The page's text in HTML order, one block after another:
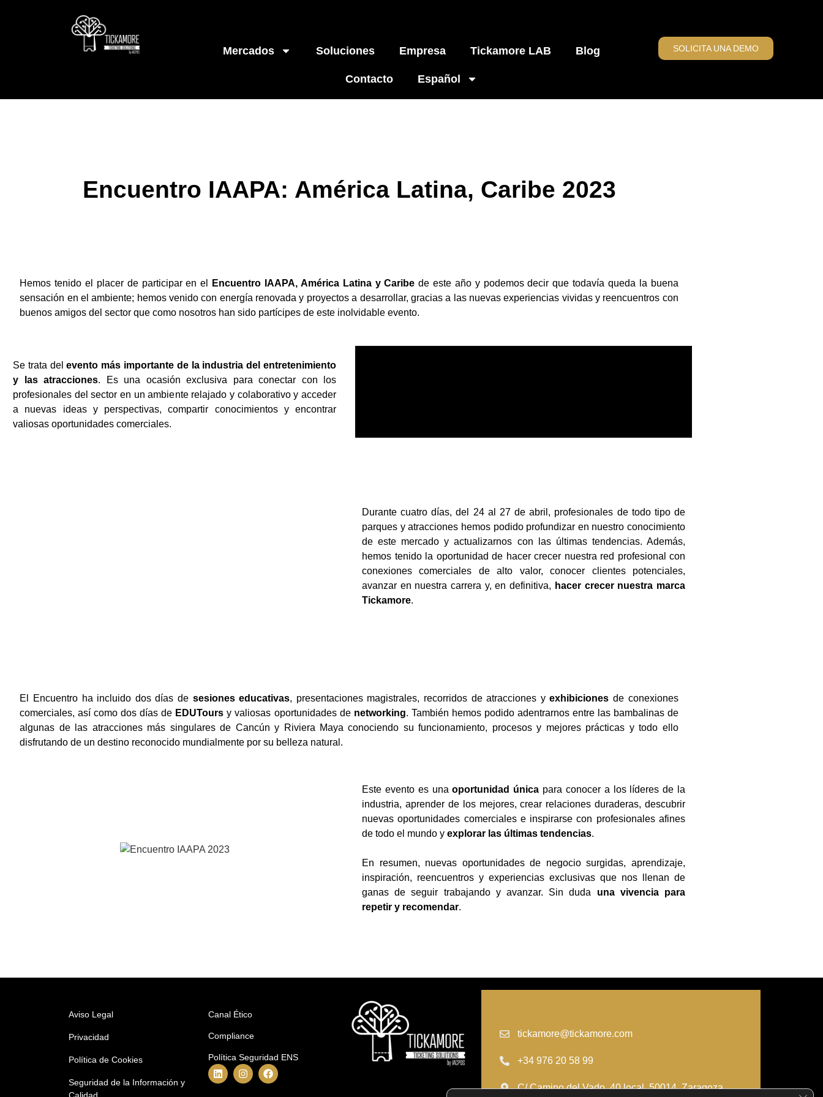
Mercados Soluciones Empresa Tickamore LAB Blog
Contacto Español
SOLICITA UNA DEMO
Encuentro IAAPA: América Latina, Caribe 2023
Hemos tenido el placer de participar en el Encuentro IAAPA, América Latina y Caribe de este año y podemos decir que todavía queda la buena
sensación en el ambiente; hemos venido con energía renovada y proyectos a desarrollar, gracias a las nuevas experiencias vividas y reencuentros con
buenos amigos del sector que como nosotros han sido partícipes de este inolvidable evento.
Se trata delevento más importante de la industria del entretenimiento
y las atracciones. Es una ocasión exclusiva para conectar con los
profesionales del sector en un ambiente relajado y colaborativo y acceder
a nuevas ideas y perspectivas, compartir conocimientos y encontrar
valiosas oportunidades comerciales.
Durante cuatro días, del 24 al 27 de abril, profesionales de todo tipo de
parques y atracciones hemos podido profundizar en nuestro conocimiento
de este mercado y actualizarnos con las últimas tendencias. Además,
hemos tenido la oportunidad de hacer crecer nuestra red profesional con
conexiones comerciales de alto valor, conocer clientes potenciales,
avanzar en nuestra carrera y, en definitiva, hacer crecer nuestra marca
Tickamore.
El Encuentro ha incluido dos días de sesiones educativas, presentaciones magistrales, recorridos de atracciones yexhibiciones de conexiones
comerciales, así como dos días de EDUTours y valiosas oportunidades de networking. También hemos podido adentrarnos entre las bambalinas de
algunas de las atracciones más singulares de Cancún y Riviera Maya conociendo su funcionamiento, procesos y mejores prácticas y todo ello
disfrutando de un destino reconocido mundialmente por su belleza natural.
Este evento es unaoportunidad única para conocer a los líderes de la
industria, aprender de los mejores, crear relaciones duraderas, descubrir
nuevas oportunidades comerciales e inspirarse con profesionales afines
de todo el mundo y explorar las últimas tendencias.
En resumen, nuevas oportunidades de negocio surgidas, aprendizaje,
inspiración, reencuentros y experiencias exclusivas que nos llenan de
ganas de seguir trabajando y avanzar. Sin duda una vivencia para
repetir y recomendar.
Aviso Legal
Privacidad
Política de Cookies
Seguridad de la Información y
Calidad
Canal Ético
Compliance
Política Seguridad ENS
tickamore@tickamore.com
+34 976 20 58 99
C/ Camino del Vado, 40 local, 50014, Zaragoza